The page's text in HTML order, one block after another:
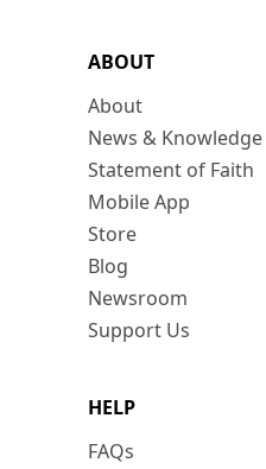
ABOUT
About
News & Knowledge
Statement of Faith
Mobile App
Store
Blog
Newsroom
Support Us
HELP
FAQs